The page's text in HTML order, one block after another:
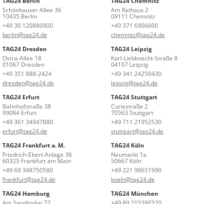
Schönhauser Allee 36
10435 Berlin
+49 30 120880900
berlin@tag24.de
Am Rathaus 2
09111 Chemnitz
+49 371 6906600
chemnitz@tag24.de
TAG24 Dresden
Ostra-Allee 18
01067 Dresden
+49 351 888-2424
dresden@tag24.de
TAG24 Leipzig
Karl-Liebknecht-Straße 8
04107 Leipzig
+49 341 24250430
leipzig@tag24.de
TAG24 Erfurt
Bahnhofstraße 38
99084 Erfurt
+49 361 34947880
erfurt@tag24.de
TAG24 Stuttgart
Curiestraße 2
70563 Stuttgart
+49 711 21952530
stuttgart@tag24.de
TAG24 Frankfurt a. M.
Friedrich-Ebert-Anlage 36
60325 Frankfurt am Main
+49 69 348750580
frankfurt@tag24.de
TAG24 Köln
Neumarkt 1a
50667 Köln
+49 221 98651990
koeln@tag24.de
TAG24 Hamburg
TAG24 München